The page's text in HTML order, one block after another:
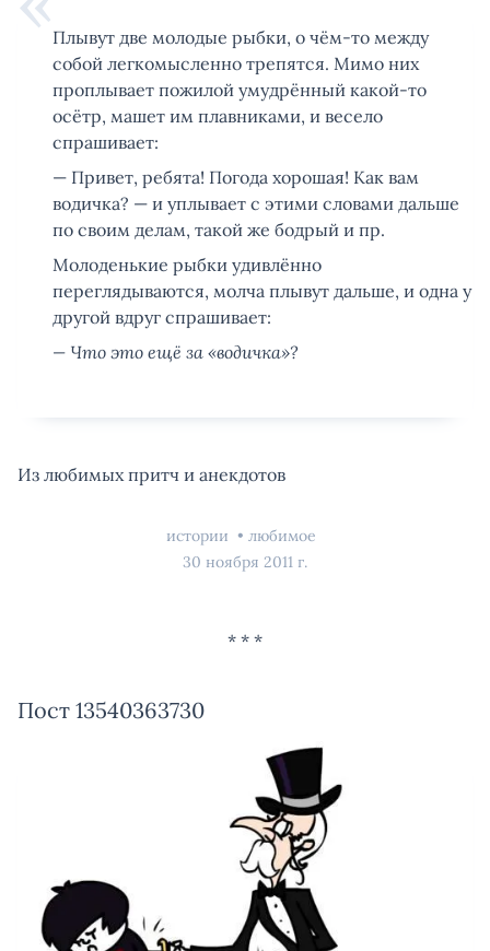
Плывут две молодые рыбки, о чём-то между
собой легкомысленно трепятся. Мимо них
проплывает пожилой умудрённый какой-то
осётр, машет им плавниками, и весело
спрашивает:
— Привет, ребята! Погода хорошая! Как вам
водичка? — и уплывает с этими словами дальше
по своим делам, такой же бодрый и пр.
Молоденькие рыбки удивлённо
переглядываются, молча плывут дальше, и одна у
другой вдруг спрашивает:
— Что это ещё за «водичка»?
Из любимых притч и анекдотов
истории
любимое
30 ноября 2011 г.
Пост 13540363730